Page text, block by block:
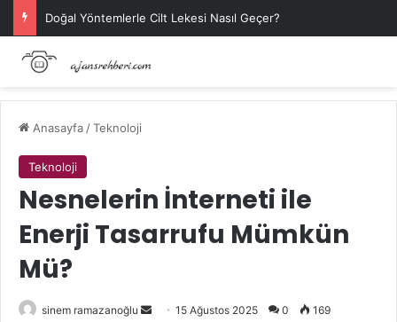
Doğal Yöntemlerle Cilt Lekesi Nasıl Geçer?
Anasayfa /Teknoloji
Teknoloji
Nesnelerin İnterneti ile
Enerji Tasarrufu Mümkün
Mü?
sinem ramazanoğlu
Bir
15 Ağustos 2025 0 169